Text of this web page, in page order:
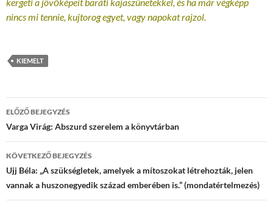
nincs mi tennie, kujtorog egyet, vagy napokat rajzol.
KIEMELT
Bejegyzések
navigációja
ELŐZŐ BEJEGYZÉS
Varga Virág: Abszurd szerelem a könyvtárban
KÖVETKEZŐ BEJEGYZÉS
Ujj Béla: „A szükségletek, amelyek a mítoszokat létrehozták, jelen
vannak a huszonegyedik század emberében is.” (mondatértelmezés)